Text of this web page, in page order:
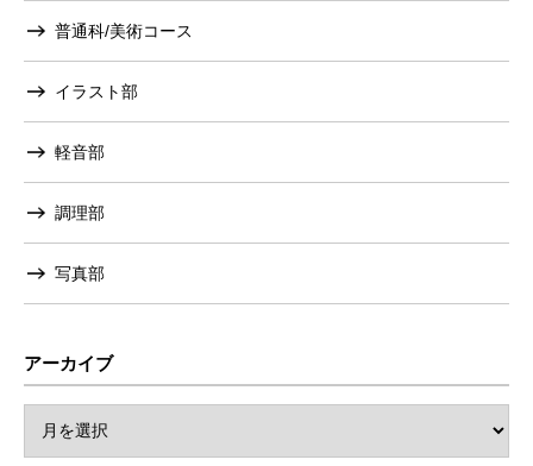
普通科/美術コース
イラスト部
軽音部
調理部
写真部
アーカイブ